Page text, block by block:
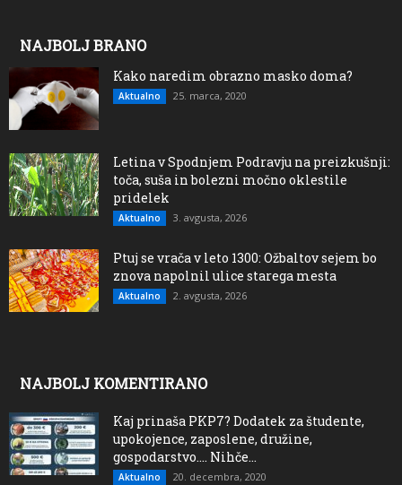
NAJBOLJ BRANO
Kako naredim obrazno masko doma?
Aktualno 25. marca, 2020
Letina v Spodnjem Podravju na preizkušnji:
toča, suša in bolezni močno oklestile
pridelek
Aktualno 3. avgusta, 2026
Ptuj se vrača v leto 1300: Ožbaltov sejem bo
znova napolnil ulice starega mesta
Aktualno 2. avgusta, 2026
NAJBOLJ KOMENTIRANO
Kaj prinaša PKP7? Dodatek za študente,
upokojence, zaposlene, družine,
gospodarstvo…. Nihče...
Aktualno 20. decembra, 2020